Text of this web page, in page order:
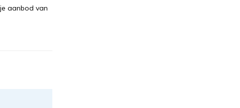
aanbod van